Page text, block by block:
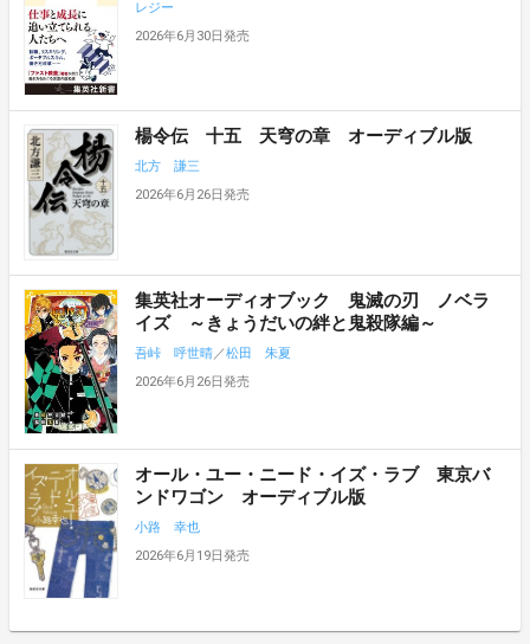
レジー
2026年6月30日発売
楊令伝 十五 天穹の章 オーディブル版
北方 謙三
2026年6月26日発売
集英社オーディオブック 鬼滅の刃 ノベラ
イズ ～きょうだいの絆と鬼殺隊編～
吾峠 呼世晴／松田 朱夏
2026年6月26日発売
オール・ユー・ニード・イズ・ラブ 東京バ
ンドワゴン オーディブル版
小路 幸也
2026年6月19日発売